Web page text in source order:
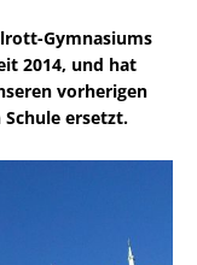
Gymnasiums
2014, und hat
vorherigen
ersetzt.